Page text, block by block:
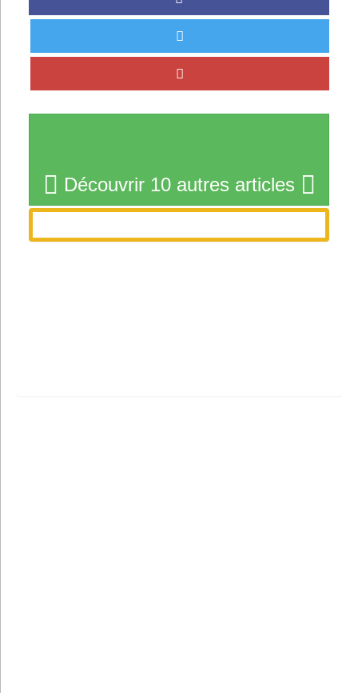
Découvrir 10 autres articles